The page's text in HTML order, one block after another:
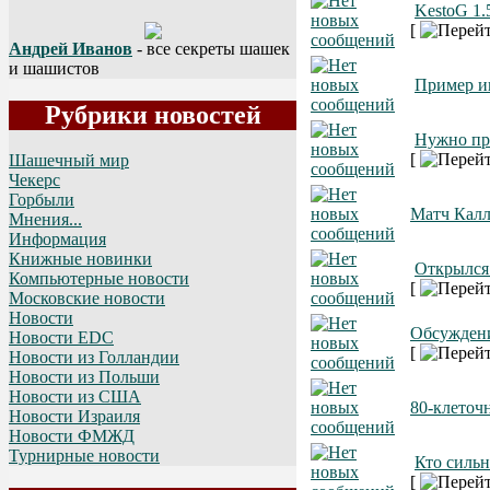
Андрей Иванов - все секреты шашек
и шашистов
Рубрики новостей
Шашечный мир
Чекерс
Горбыли
Мнения...
Информация
Книжные новинки
Компьютерные новости
Московские новости
Новости
Новости EDC
Новости из Голландии
Новости из Польши
Новости из США
Новости Израиля
Новости ФМЖД
Турнирные новости
KestoG
[
Пример
Нужно
[
Матч
[
[
80-
Кто
[